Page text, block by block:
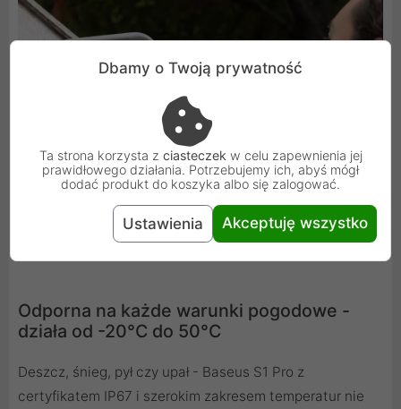
Odporna na każde warunki pogodowe -
działa od -20°C do 50°C
Deszcz, śnieg, pył czy upał - Baseus S1 Pro z
certyfikatem IP67 i szerokim zakresem temperatur nie
Dbamy o Twoją prywatność
Ta strona korzysta z ciasteczek w celu zapewnienia jej
prawidłowego działania. Potrzebujemy ich, abyś mógł
dodać produkt do koszyka albo się zalogować.
Ustawienia Akceptuję wszystko